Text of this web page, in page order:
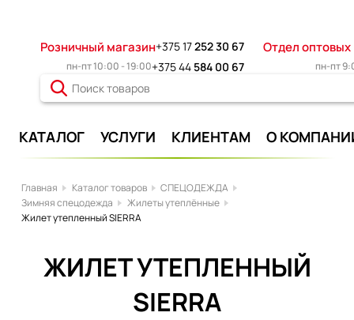
Розничный магазин+375 17252 30 67 Отдел
пн-пт 10:00 - 19:00+375 44 584 00 67 пн-пт
КАТАЛОГ УСЛУГИ КЛИЕНТАМ О
Главная Каталог товаров
СПЕЦОДЕЖДА
Зимняя спецодежда
Жилеты утеплённые
Жилет утепленный SIERRA
ЖИЛЕТ УТЕПЛЕННЫЙ
SIERRA